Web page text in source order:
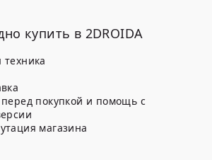
купить в 2DROIDA
покупкой и помощь с
магазина